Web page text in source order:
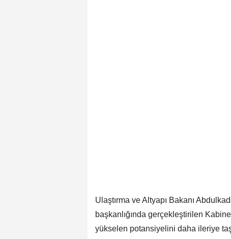
Ulaştırma ve Altyapı Bakanı
başkanlığında gerçekleştirilen
yükselen potansiyelini daha ileriye